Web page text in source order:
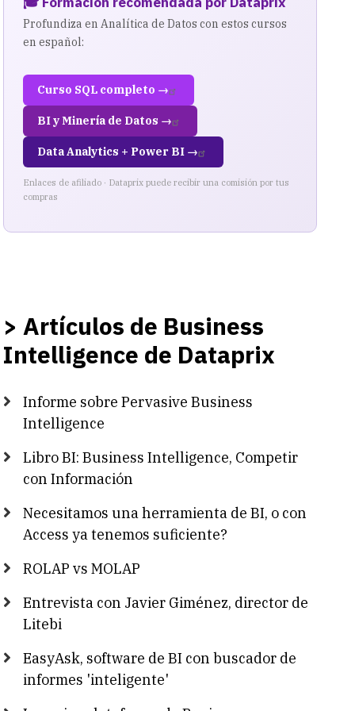
Profundiza en Analítica de Datos con estos cursos
en español:
Curso SQL completo →
BI y Minería de Datos →
Data Analytics + Power BI →
Enlaces de afiliado · Dataprix puede recibir una comisión por tus
compras
> Artículos de Business
Intelligence de Dataprix
Informe sobre Pervasive Business
Intelligence
Libro BI: Business Intelligence, Competir
con Información
Necesitamos una herramienta de BI, o con
Access ya tenemos suficiente?
ROLAP vs MOLAP
Entrevista con Javier Giménez, director de
Litebi
EasyAsk, software de BI con buscador de
informes 'inteligente'